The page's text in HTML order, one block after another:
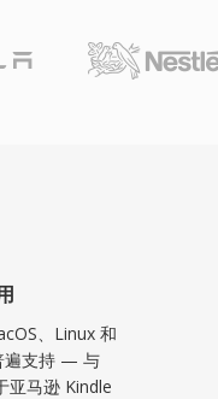
、Linux 和
遍支持 — 与
亚马逊 Kindle